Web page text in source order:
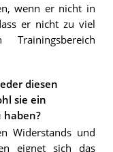
wenn er nicht in
er nicht zu viel
diesen
sie ein
haben?
Widerstands und
eignet sich das